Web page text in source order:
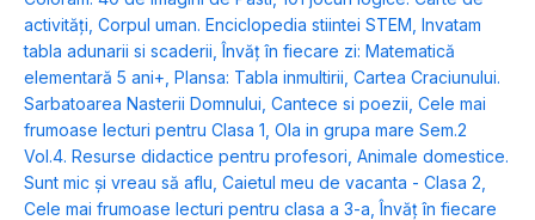
activități Corpul uman. Enciclopedia stiintei STEM Invatam
tabla adunarii si scaderii ,Învăț în fiecare zi: Matematică
elementară 5 ani+ Plansa: Tabla inmultirii Cartea Craciunului.
Sarbatoarea Nasterii Domnului Cantece si poezii Cele mai
frumoase lecturi pentru Clasa 1 Ola in grupa mare Sem.2
Vol.4. Resurse didactice pentru profesori Animale domestice.
Sunt mic și vreau să aflu Caietul meu de vacanta - Clasa 2
Cele mai frumoase lecturi pentru clasa a 3-a ,Învăț în fiecare